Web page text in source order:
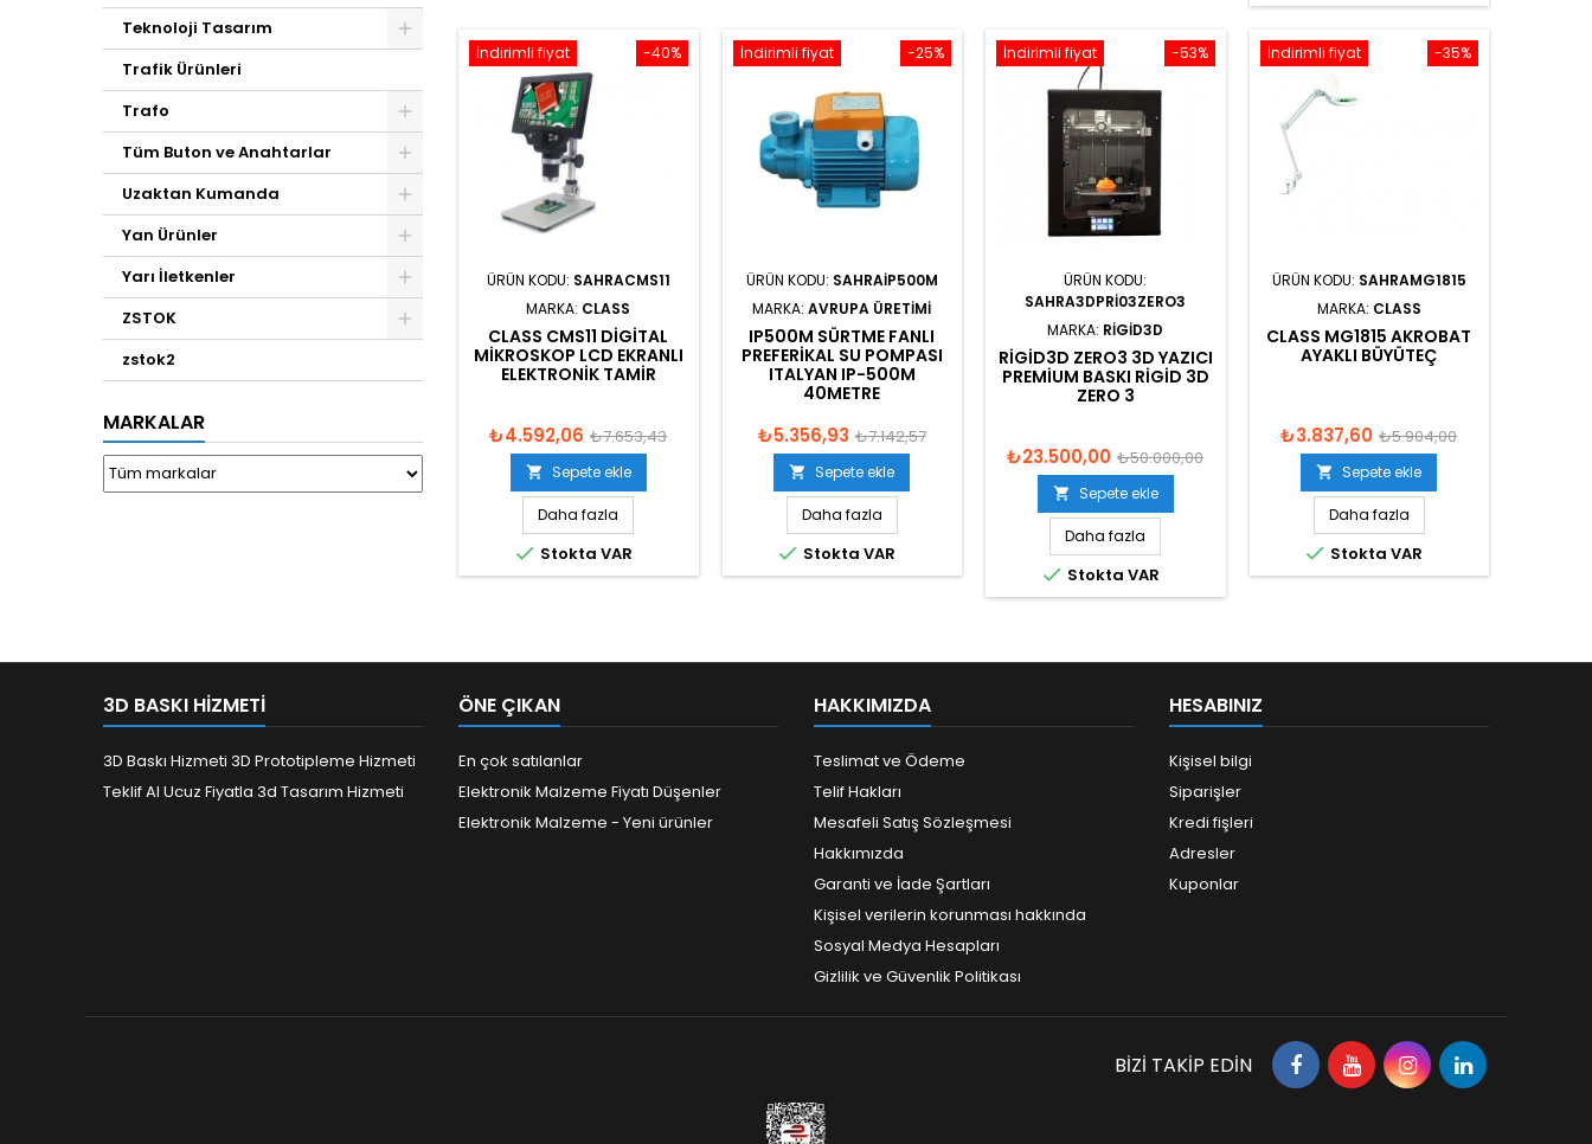
Teknoloji Tasarım
Trafik Ürünleri
Trafo
Tüm Buton ve Anahtarlar
Uzaktan Kumanda
Yan Ürünler
Yarı İletkenler
ZSTOK
zstok2
MARKALAR
-40%
İndirimli fiyat
ÜRÜN KODU: SAHRACMS11
MARKA: CLASS
CLASS CMS11 DIGITAL
MIKROSKOP LCD EKRANLI
ELEKTRONIK TAMIR
₺4.592,06 ₺7.653,43
 Sepete ekle
Daha fazla
 Stokta VAR
-25%
İndirimli fiyat
ÜRÜN KODU: SAHRAIP500M
MARKA:AVRUPA ÜRETIMI
IP500M SÜRTME FANLI
PREFERIKAL SU POMPASI
ITALYAN IP-500M
40METRE
₺5.356,93 ₺7.142,57
 Sepete ekle
Daha fazla
 Stokta VAR
-53%
İndirimli fiyat
ÜRÜN KODU:
SAHRA3DPRI03ZERO3
MARKA: RIGID3D
RIGID3D ZERO3 3D YAZICI
PREMIUM BASKI RIGID 3D
ZERO 3
₺23.500,00 ₺50.000,00
 Sepete ekle
Daha fazla
 Stokta VAR
-35%
İndirimli fiyat
ÜRÜN KODU: SAHRAMG1815
MARKA: CLASS
CLASS MG1815 AKROBAT
AYAKLI BÜYÜTEÇ
₺3.837,60 ₺5.904,00
 Sepete ekle
Daha fazla
 Stokta VAR
3D BASKI HIZMETI
3D Baskı Hizmeti 3D Prototipleme Hizmeti
Teklif Al Ucuz Fiyatla 3d Tasarım Hizmeti
ÖNE ÇIKAN
En çok satılanlar
Elektronik Malzeme Fiyatı Düşenler
Elektronik Malzeme - Yeni ürünler
HAKKIMIZDA
Teslimat ve Ödeme
Telif Hakları
Mesafeli Satış Sözleşmesi
Hakkımızda
Garanti ve İade Şartları
Kişisel verilerin korunması hakkında
Sosyal Medya Hesapları
Gizlilik ve Güvenlik Politikası
HESABINIZ
Kişisel bilgi
Siparişler
Kredi fişleri
Adresler
Kuponlar
BIZI TAKIP EDIN